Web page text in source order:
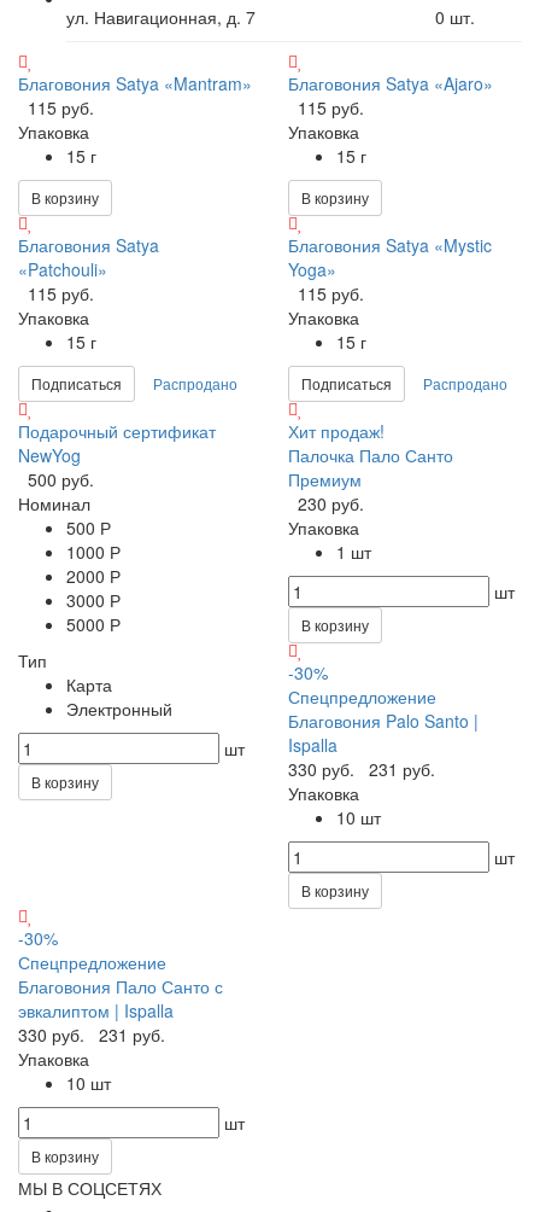
ул. Навигационная, д. 7 0 шт.
Благовония Satya «Mantram»
115 руб.
Упаковка
15 г
В корзину
Благовония Satya «Ajaro»
115 руб.
Упаковка
15 г
В корзину
Благовония Satya
«Patchouli»
115 руб.
Упаковка
15 г
Подписаться Распродано
Благовония Satya «Mystic
Yoga»
115 руб.
Упаковка
15 г
Подписаться Распродано
Подарочный сертификат
NewYog
500 руб.
Номинал
500 Р
1000 Р
2000 Р
3000 Р
5000 Р
Тип
Карта
Электронный
шт
В корзину
Хит продаж!
Палочка Пало Санто
Премиум
230 руб.
Упаковка
1 шт
шт
В корзину
-30%
Спецпредложение
Благовония Palo Santo |
Ispalla
330 руб.
231 руб.
Упаковка
10 шт
шт
В корзину
-30%
Спецпредложение
Благовония Пало Санто с
эвкалиптом | Ispalla
330 руб.
231 руб.
Упаковка
10 шт
шт
В корзину
МЫ В СОЦСЕТЯХ